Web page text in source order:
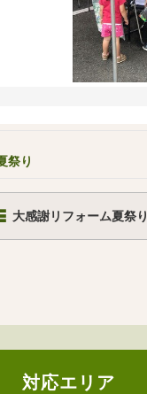
祭り
大感謝リフォーム夏祭り
対応エリア